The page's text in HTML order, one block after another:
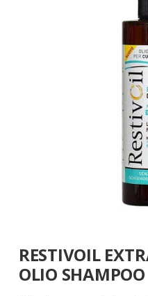
all'inizio
della
galleria
RESTIVOIL
OLIO SHAMPOO